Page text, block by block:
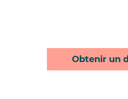
Obtenir un